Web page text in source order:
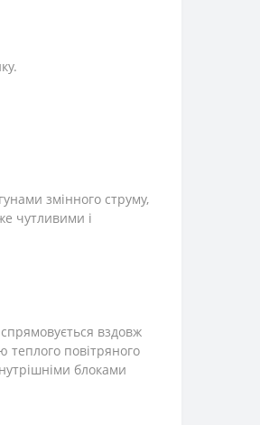
змінного струму,
чутливими і
вздовж
теплого повітряного
блоками